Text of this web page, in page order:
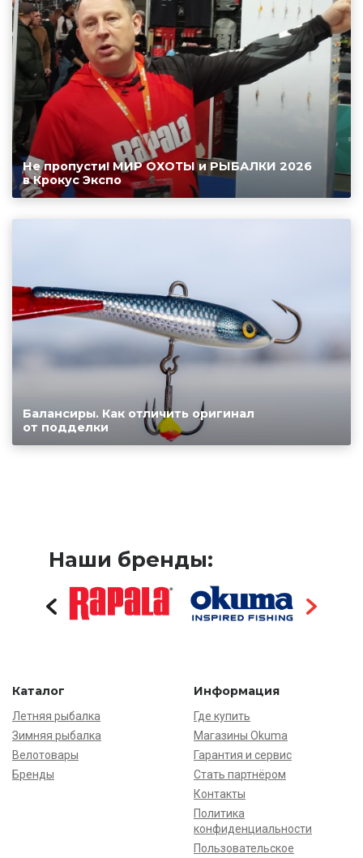
Не пропусти! МИР ОХОТЫ и РЫБАЛКИ 2026
в Крокус Экспо
Балансиры. Как отличить оригинал
от подделки
Наши бренды:
Каталог
Летняя рыбалка
Зимняя рыбалка
Велотовары
Бренды
Информация
Где купить
Магазины Okuma
Гарантия и сервис
Стать партнёром
Контакты
Политика
конфиденциальности
Пользовательское